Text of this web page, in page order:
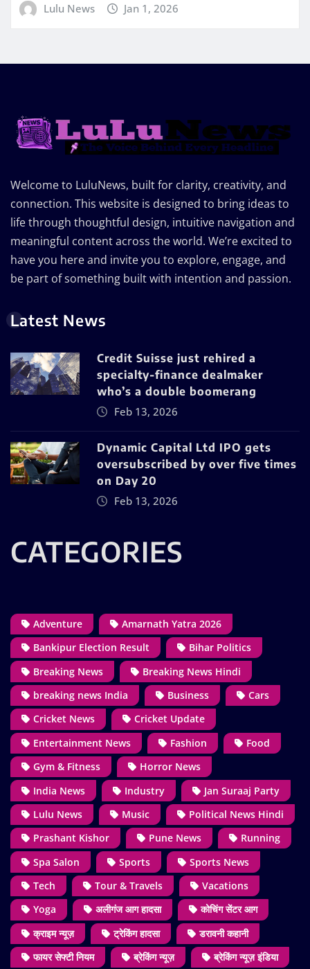
Lulu News Jan 1, 2026
Welcome to LuluNews, built for clarity, creativity, and
connection. This website is designed to bring ideas to
life through thoughtful design, intuitive navigation and
meaningful content across the world. We’re excited to
have you here and invite you to explore, engage, and
be part of something built with intention and passion.
Latest News
Credit Suisse just rehired a
specialty-finance dealmaker
who’s a double boomerang
Feb 13, 2026
Dynamic Capital Ltd IPO gets
oversubscribed by over five times
on Day 20
Feb 13, 2026
CATEGORIES
Adventure
Amarnath Yatra 2026
Bankipur Election Result
Bihar Politics
Breaking News
Breaking News Hindi
breaking news India
Business
Cars
Cricket News
Cricket Update
Entertainment News
Fashion
Food
Gym & Fitness
Horror News
India News
Industry
Jan Suraaj Party
Lulu News
Music
Political News Hindi
Prashant Kishor
Pune News
Running
Spa Salon
Sports
Sports News
Tech
Tour & Travels
Vacations
Yoga
अलीगंज आग हादसा
कोचिंग सेंटर आग
क्राइम न्यूज़
ट्रेकिंग हादसा
डरावनी कहानी
फायर सेफ्टी नियम
ब्रेकिंग न्यूज़
ब्रेकिंग न्यूज़ इंडिया